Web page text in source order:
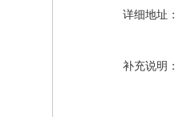
详细地址：
补充说明：